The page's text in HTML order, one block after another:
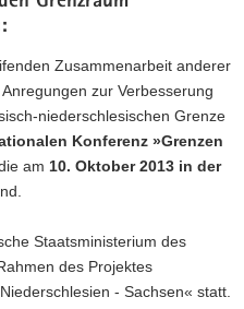
Zusammenarbeit anderer
zur Verbesserung
niederschlesischen Grenze
Konferenz »Grenzen
die am 10. Oktober 2013 in der
Staatsministerium des
des Projektes
- Sachsen« statt.